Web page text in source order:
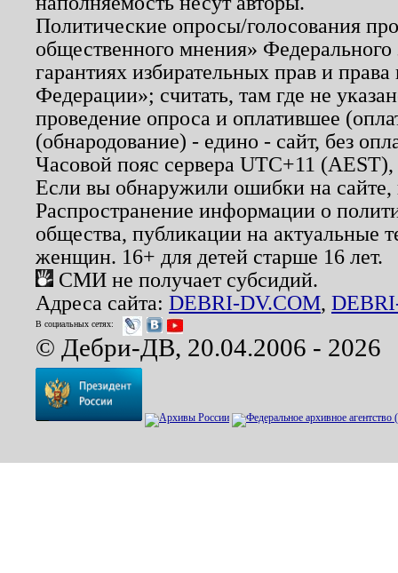
Политические опросы/голосования
общественного мнения»
гарантиях избирательных прав и
Федерации»; считать, там где не
проведение опроса и оплатившее
(обнародование) - едино - сайт, без
Часовой пояс сервера UTC+11
Если вы обнаружили ошибки на
Распространение информации о
общества, публикации на актуальные
женщин. 16+ для детей старше 16 лет.
СМИ не получает субсидий.
Адреса сайта: DEBRI-DV.COM,
В социальных сетях:
© Дебри-ДВ, 20.04.2006 - 2026